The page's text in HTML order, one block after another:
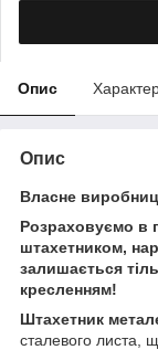
Опис
Опис
Власне
Розраховуємо в
штахетником,
залишається
кресленням!
Штахетник
сталевого листа,